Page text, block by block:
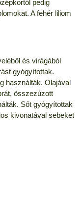
pedig
A fehér liliom
és virágából
gyógyítottak.
használták. Olajával
összezúzott
Sőt gyógyítottak
kivonatával sebeket